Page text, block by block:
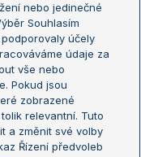
nebo jedinečné
Souhlasím
účely
údaje za
vše nebo
Pokud jsou
zobrazené
relevantní. Tuto
a změnit své volby
Řízení předvoleb